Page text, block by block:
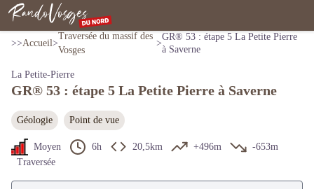
Rando Vosges du Nord
GR® 53 : étape 5 La Petite Pierre à Saverne
>>Accueil>
Traversée du massif des
Vosges
>
GR® 53 : étape 5 La Petite Pierre
à Saverne
La Petite-Pierre
GR® 53 : étape 5 La Petite Pierre à Saverne
Géologie Point de vue
Moyen 6h 20,5km +496m
-653m
Traversée